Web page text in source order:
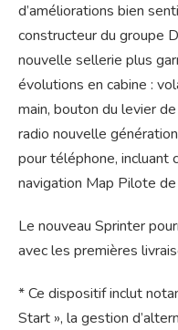
d’améliorations bien
constructeur du groupe
nouvelle sellerie plus
évolutions en cabine :
main, bouton du levier
radio nouvelle
pour téléphone, incluant
navigation Map Pilote
Le nouveau Sprinter
avec les premières
* Ce dispositif inclut
Start », la gestion